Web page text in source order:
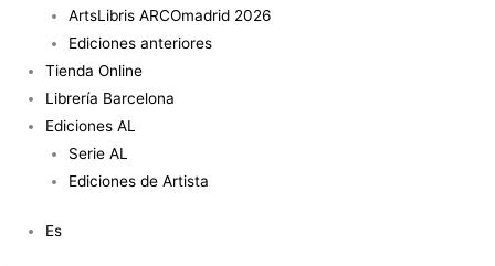
ArtsLibris ARCOmadrid 2026
Ediciones anteriores
Tienda Online
Librería Barcelona
Ediciones AL
Serie AL
Ediciones de Artista
Es